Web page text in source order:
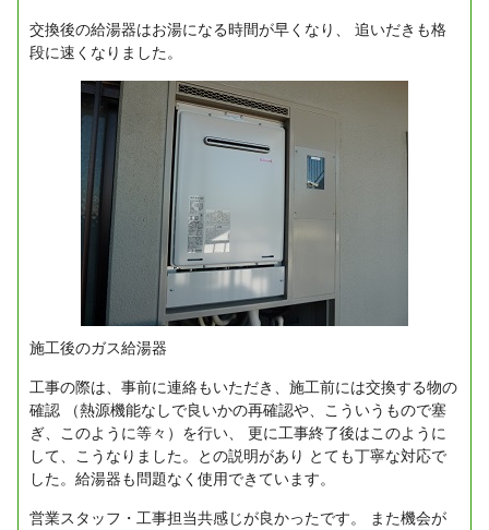
交換後の給湯器はお湯になる時間が早くなり、
追いだきも格
段に速くなりました。
施工後のガス給湯器
工事の際は、事前に連絡もいただき、施工前には交換する物の
確認 （熱源機能なしで良いかの再確認や、こういうもので塞
ぎ、このように等々）を行い、
更に工事終了後はこのように
して、こうなりました。との説明があり とても丁寧な対応で
した。給湯器も問題なく使用できています。
営業スタッフ・工事担当共感じが良かったです。
また機会が